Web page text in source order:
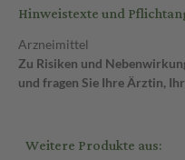
Hinweistexte und
Arzneimittel
Zu Risiken und
und fragen Sie Ihre Ärztin,
Weitere Produkte aus: